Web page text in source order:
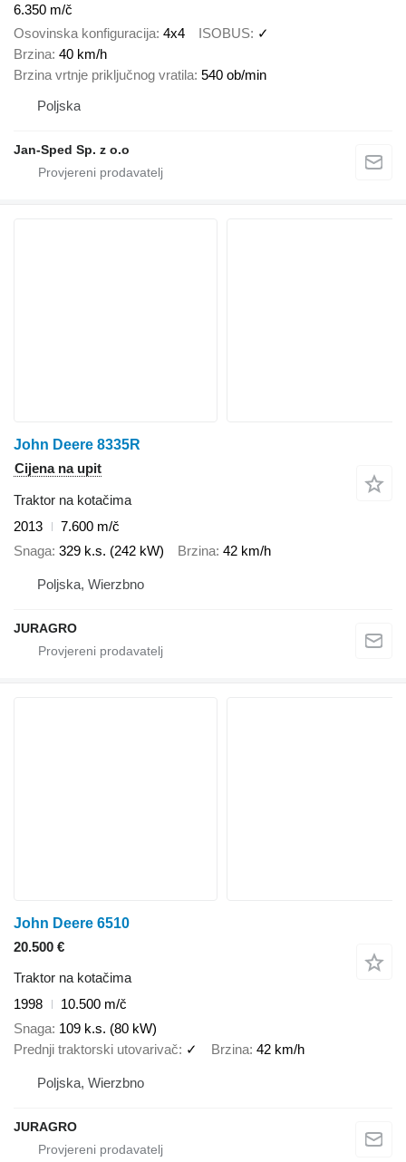
6.350 m/č
Osovinska konfiguracija 4x4 ISOBUS ✓
Brzina 40 km/h
Brzina vrtnje priključnog vratila 540 ob/min
Poljska
Jan-Sped Sp. z o.o
John Deere 8335R
Cijena na upit
Traktor na kotačima
2013
7.600 m/č
Snaga 329 k.s. (242 kW) Brzina 42 km/h
Poljska, Wierzbno
JURAGRO
John Deere 6510
20.500 €
Traktor na kotačima
1998
10.500 m/č
Snaga 109 k.s. (80 kW)
Prednji traktorski utovarivač
✓ Brzina 42 km/h
Poljska, Wierzbno
JURAGRO